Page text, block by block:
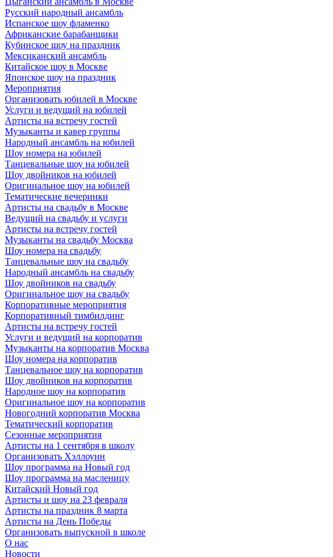
Русский народный ансамбль
Испанское шоу фламенко
Африканские барабанщики
Кубинское шоу на праздник
Мексиканский ансамбль
Китайское шоу в Москве
Японское шоу на праздник
Мероприятия
Организовать юбилей в Москве
Услуги и ведущий на юбилей
Артисты на встречу гостей
Музыканты и кавер группы
Народный ансамбль на юбилей
Шоу номера на юбилей
Танцевальные шоу на юбилей
Шоу двойников на юбилей
Оригинальное шоу на юбилей
Тематические вечеринки
Артисты на свадьбу в Москве
Ведущий на свадьбу и услуги
Артисты на встречу гостей
Музыканты на свадьбу Москва
Шоу номера на свадьбу
Танцевальные шоу на свадьбу
Народный ансамбль на свадьбу
Шоу двойников на свадьбу
Оригинальное шоу на свадьбу
Корпоративные мероприятия
Корпоративный тимбилдинг
Артисты на встречу гостей
Услуги и ведущий на корпоратив
Музыканты на корпоратив Москва
Шоу номера на корпоратив
Танцевальное шоу на корпоратив
Шоу двойников на корпоратив
Народное шоу на корпоратив
Оригинальное шоу на корпоратив
Новогодний корпоратив Москва
Тематический корпоратив
Сезонные мероприятия
Артисты на 1 сентября в школу
Организовать Хэллоуин
Шоу программа на Новый год
Шоу программа на масленицу
Китайский Новый год
Артисты и шоу на 23 февраля
Артисты на праздник 8 марта
Артисты на День Победы
Организовать выпускной в школе
О нас
Новости